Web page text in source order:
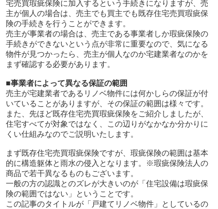
宅売買瑕疵保険に加入するという手続きになりますが、売
主が個人の場合は、売主でも買主でも既存住宅売買瑕疵保
険の手続きを行うことができます。
売主が事業者の場合は、売主である事業者しか瑕疵保険の
手続きができないという点が非常に重要なので、気になる
物件が見つかったら、売主が個人なのか宅建業者なのかを
まず確認する必要があります。
■事業者によって異なる保証の範囲
売主が宅建業者であるリノベ物件には何かしらの保証が付
いていることがありますが、その保証の範囲は様々です。
また、先ほど既存住宅売買瑕疵保険をご紹介しましたが、
住宅すべてが対象ではなく、この辺りがなかなか分かりに
くい仕組みなのでご説明いたします。
まず既存住宅売買瑕疵保険ですが、瑕疵保険の範囲は基本
的に構造躯体と雨水の侵入となります。※瑕疵保険法人の
商品で若干異なるものもございます。
一般の方の認識とのズレが大きいのが「住宅設備は瑕疵保
険の範囲ではない」ということです。
この記事のタイトルが「戸建てリノベ物件」としているの